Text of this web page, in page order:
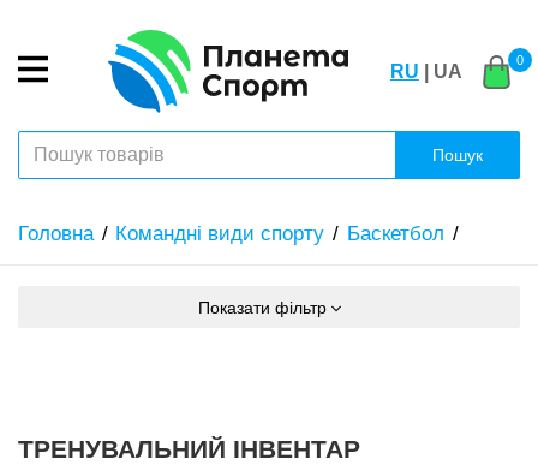
RU | UA
0
Пошук
Головна Командні види спорту Баскетбол
Показати фільтр
ТРЕНУВАЛЬНИЙ ІНВЕНТАР